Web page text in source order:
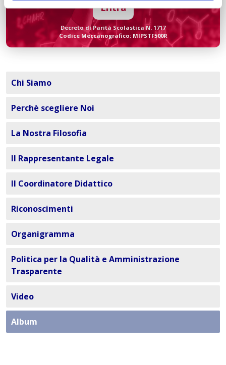
Entra
Decreto di Parità Scolastica N. 1717
Codice Meccanografico: MIPSTF500R
Chi Siamo
Perchè scegliere Noi
La Nostra Filosofia
Il Rappresentante Legale
Il Coordinatore Didattico
Riconoscimenti
Organigramma
Politica per la Qualità e Amministrazione
Trasparente
Video
Album